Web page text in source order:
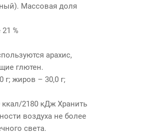
Массовая доля
%
арахис,
глютен.
г; жиров – 30,0 г;
ккал/2180 кДж Хранить
воздуха не более
света.